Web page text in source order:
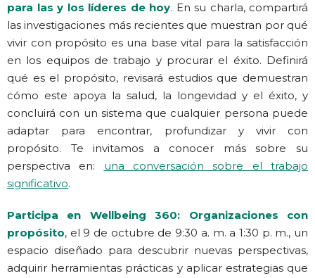
para las y los líderes de hoy. En su charla, compartirá
las investigaciones más recientes que muestran por qué
vivir con propósito es una base vital para la satisfacción
en los equipos de trabajo y procurar el éxito. Definirá
qué es el propósito, revisará estudios que demuestran
cómo este apoya la salud, la longevidad y el éxito, y
concluirá con un sistema que cualquier persona puede
adaptar para encontrar, profundizar y vivir con
propósito. Te invitamos a conocer más sobre su
perspectiva en: una conversación sobre el trabajo
significativo.
Participa en Wellbeing 360: Organizaciones con
propósito, el 9 de octubre de 9:30 a. m. a 1:30 p. m., un
espacio diseñado para descubrir nuevas perspectivas,
adquirir herramientas prácticas y aplicar estrategias que